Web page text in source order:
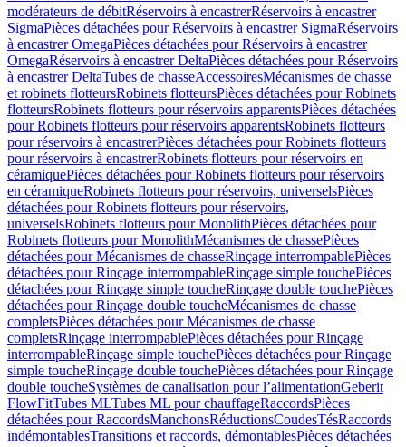
modérateurs de débitRéservoirs à encastrerRéservoirs à encastrer
SigmaPièces détachées pour Réservoirs à encastrer SigmaRéservoirs
à encastrer OmegaPièces détachées pour Réservoirs à encastrer
OmegaRéservoirs à encastrer DeltaPièces détachées pour Réservoirs
à encastrer DeltaTubes de chasseAccessoiresMécanismes de chasse
et robinets flotteursRobinets flotteursPièces détachées pour Robinets
flotteursRobinets flotteurs pour réservoirs apparentsPièces détachées
pour Robinets flotteurs pour réservoirs apparentsRobinets flotteurs
pour réservoirs à encastrerPièces détachées pour Robinets flotteurs
pour réservoirs à encastrerRobinets flotteurs pour réservoirs en
céramiquePièces détachées pour Robinets flotteurs pour réservoirs
en céramiqueRobinets flotteurs pour réservoirs, universelsPièces
détachées pour Robinets flotteurs pour réservoirs,
universelsRobinets flotteurs pour MonolithPièces détachées pour
Robinets flotteurs pour MonolithMécanismes de chassePièces
détachées pour Mécanismes de chasseRinçage interrompablePièces
détachées pour Rinçage interrompableRinçage simple touchePièces
détachées pour Rinçage simple toucheRinçage double touchePièces
détachées pour Rinçage double toucheMécanismes de chasse
completsPièces détachées pour Mécanismes de chasse
completsRinçage interrompablePièces détachées pour Rinçage
interrompableRinçage simple touchePièces détachées pour Rinçage
simple toucheRinçage double touchePièces détachées pour Rinçage
double toucheSystèmes de canalisation pour l’alimentationGeberit
FlowFitTubes MLTubes ML pour chauffageRaccordsPièces
détachées pour RaccordsManchonsRéductionsCoudesTésRaccords
indémontablesTransitions et raccords, démontablesPièces détachées